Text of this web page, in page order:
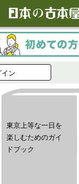
イン
東京上等な一日を
楽しむためのガイ
ドブック